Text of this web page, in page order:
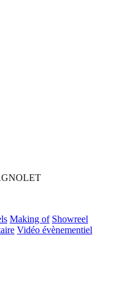
Making of Showreel
Vidéo évènementiel